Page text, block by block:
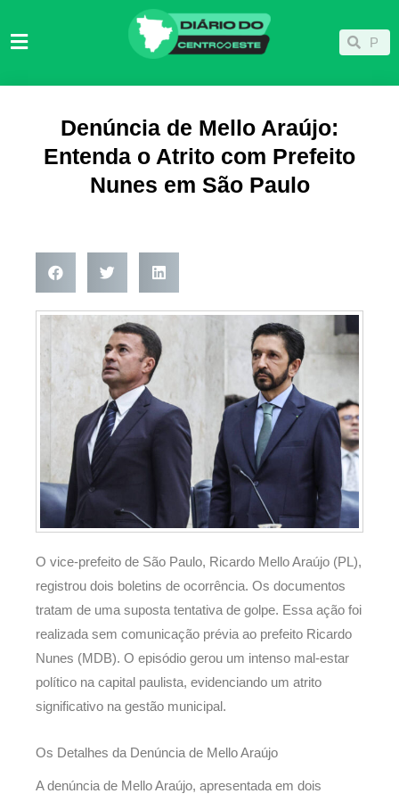
para
Pesquisar
Denúncia de Mello Araújo:
Entenda o Atrito com Prefeito
Nunes em São Paulo
O vice-prefeito de São Paulo, Ricardo Mello Araújo (PL),
registrou dois boletins de ocorrência. Os documentos
tratam de uma suposta tentativa de golpe. Essa ação foi
realizada sem comunicação prévia ao prefeito Ricardo
Nunes (MDB). O episódio gerou um intenso mal-estar
político na capital paulista, evidenciando um atrito
significativo na gestão municipal.
Os Detalhes da Denúncia de Mello Araújo
A denúncia de Mello Araújo, apresentada em dois